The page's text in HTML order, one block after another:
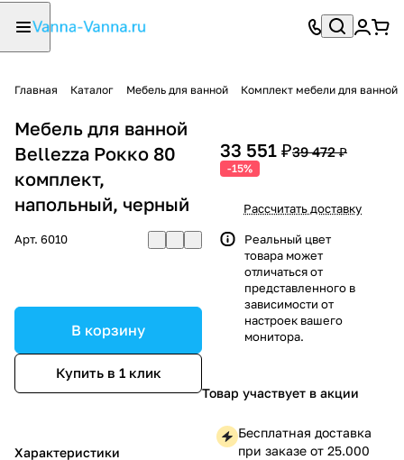
Главная Каталог Мебель для ванной Комплект мебели для ванной
Мебель для ванной
Bellezza Рокко 80
комплект,
напольный, черный
Арт. 6010
В корзину
Купить в 1 клик
Характеристики
33 551 ₽39 472 ₽
-15%
Рассчитать доставку
Реальный цвет
товара может
отличаться от
представленного в
зависимости от
настроек вашего
монитора.
Товар участвует в акции
Бесплатная доставка
при заказе от 25.000